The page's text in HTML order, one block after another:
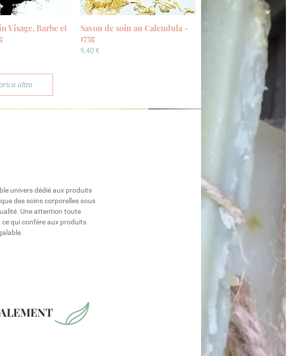
rapida
Visage, Barbe et
Vista rapida
Savon de soin au Calendula -
175g
Prezzo
9,40 €
altro
univers dédié aux produits
des soins corporelles sous
Une attention toute
qui confère aux produits